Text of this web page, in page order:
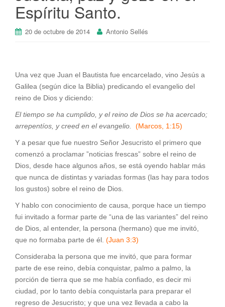
Espíritu Santo.
20 de octubre de 2014 Antonio Sellés
Una vez que Juan el Bautista fue encarcelado, vino Jesús a
Galilea (según dice la Biblia) predicando el evangelio del
reino de Dios y diciendo:
El tiempo se ha cumplido, y el reino de Dios se ha acercado;
arrepentíos, y creed en el evangelio. (Marcos, 1:15)
Y a pesar que fue nuestro Señor Jesucristo el primero que
comenzó a proclamar ”noticias frescas” sobre el reino de
Dios, desde hace algunos años, se está oyendo hablar más
que nunca de distintas y variadas formas (las hay para todos
los gustos) sobre el reino de Dios.
Y hablo con conocimiento de causa, porque hace un tiempo
fui invitado a formar parte de “una de las variantes” del reino
de Dios, al entender, la persona (hermano) que me invitó,
que no formaba parte de él. (Juan 3:3)
Consideraba la persona que me invitó, que para formar
parte de ese reino, debía conquistar, palmo a palmo, la
porción de tierra que se me había confiado, es decir mi
ciudad, por lo tanto debía conquistarla para preparar el
regreso de Jesucristo; y que una vez llevada a cabo la